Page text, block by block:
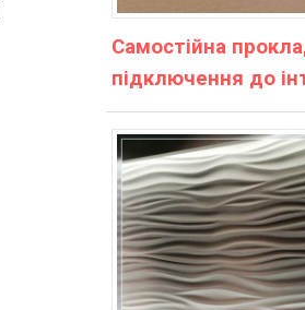
Самостійна
підключення до